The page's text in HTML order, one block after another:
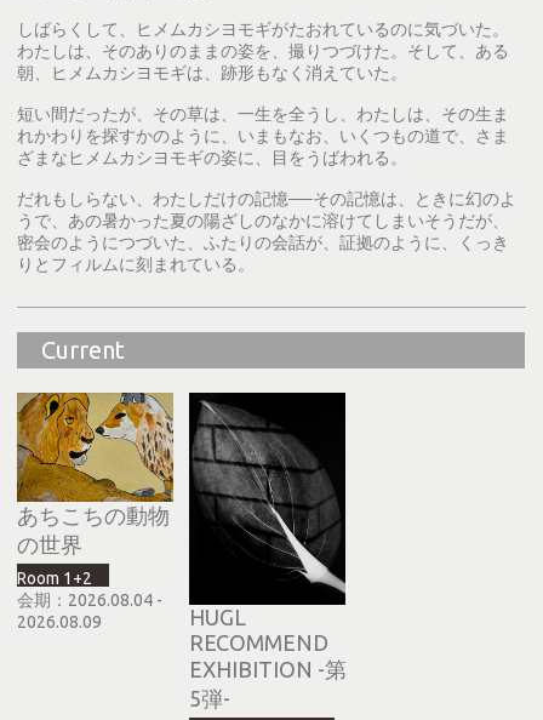
しばらくして、ヒメムカシヨモギがたおれているのに気づいた。
わたしは、そのありのままの姿を、撮りつづけた。そして、ある
朝、ヒメムカシヨモギは、跡形もなく消えていた。
短い間だったが、その草は、一生を全うし、わたしは、その生ま
れかわりを探すかのように、いまもなお、いくつもの道で、さま
ざまなヒメムカシヨモギの姿に、目をうばわれる。
だれもしらない、わたしだけの記憶──その記憶は、ときに幻のよ
うで、あの暑かった夏の陽ざしのなかに溶けてしまいそうだが、
密会のようにつづいた、ふたりの会話が、証拠のように、くっき
りとフィルムに刻まれている。
Current
あちこちの動物
の世界
Room 1+2
会期：2026.08.04 -
2026.08.09
HUGL
RECOMMEND
EXHIBITION -第
5弾-